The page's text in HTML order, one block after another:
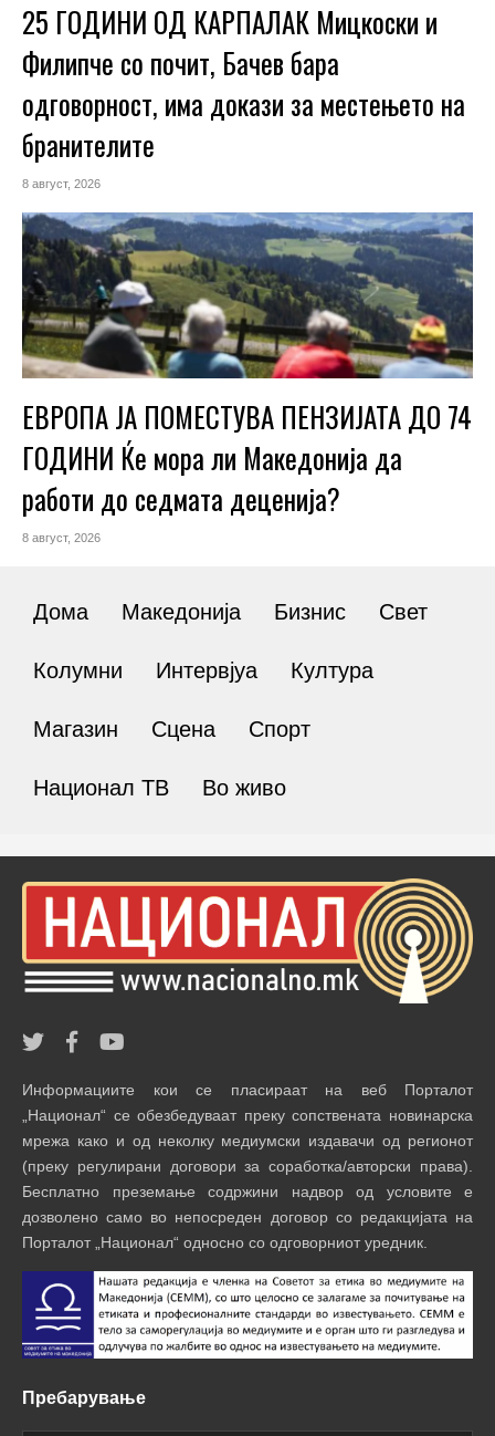
25 ГОДИНИ ОД КАРПАЛАК Мицкоски и
Филипче со почит, Бачев бара
одговорност, има докази за местењето на
бранителите
8 август, 2026
ЕВРОПА ЈА ПОМЕСТУВА ПЕНЗИЈАТА ДО 74
ГОДИНИ Ќе мора ли Македонија да
работи до седмата деценија?
8 август, 2026
Дома Македонија Бизнис Свет
Колумни Интервјуа Култура
Магазин Сцена Спорт
Национал ТВ Во живо
Информациите кои се пласираат на веб Порталот
„Национал“ се обезбедуваат преку сопствената новинарска
мрежа како и од неколку медиумски издавачи од регионот
(преку регулирани договори за соработка/авторски права).
Бесплатно преземање содржини надвор од условите е
дозволено само во непосреден договор со редакцијата на
Порталот „Национал“ односно со одговорниот уредник.
Пребарување